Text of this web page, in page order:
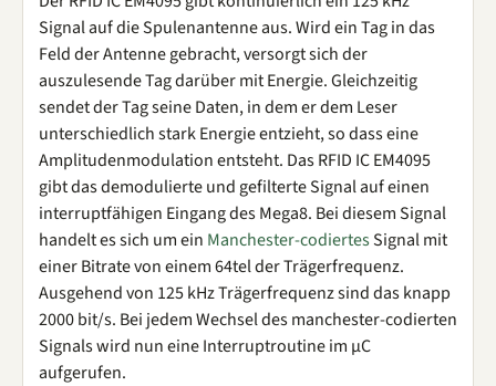
Signal auf die Spulenantenne aus. Wird ein Tag in das
Feld der Antenne gebracht, versorgt sich der
auszulesende Tag darüber mit Energie. Gleichzeitig
sendet der Tag seine Daten, in dem er dem Leser
unterschiedlich stark Energie entzieht, so dass eine
Amplitudenmodulation entsteht. Das RFID IC EM4095
gibt das demodulierte und gefilterte Signal auf einen
interruptfähigen Eingang des Mega8. Bei diesem Signal
handelt es sich um ein Manchester-codiertesSignal mit
einer Bitrate von einem 64tel der Trägerfrequenz.
Ausgehend von 125 kHz Trägerfrequenz sind das knapp
2000 bit/s. Bei jedem Wechsel des manchester-codierten
Signals wird nun eine Interruptroutine im µC
aufgerufen.